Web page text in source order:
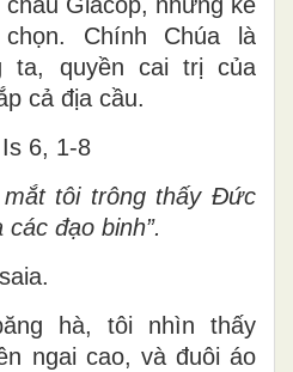
Chính Chúa là
ta, quyền cai trị của
cả địa cầu.
Is 6, 1-8
tôi trông thấy Ðức
đạo binh”.
hà, tôi nhìn thấy
ngai cao, và đuôi áo